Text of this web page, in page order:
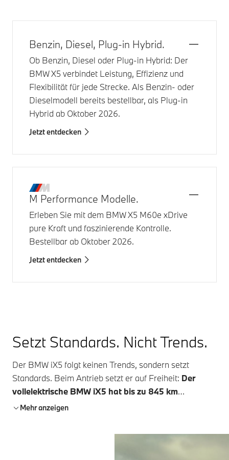
Benzin, Diesel, Plug-in Hybrid.
Ob Benzin, Diesel oder Plug-in Hybrid: Der
BMW X5verbindet Leistung, Effizienz und
Flexibilität für jede Strecke. Als Benzin- oder
Dieselmodell bereits bestellbar, als Plug‑in
Hybrid ab Oktober 2026.
Jetzt entdecken
M Performance Modelle.
Erleben Sie mit dem BMW X5 M60e xDrive
pure Kraft und faszinierende Kontrolle.
Bestellbar ab Oktober 2026.
Jetzt entdecken
Setzt Standards. Nicht Trends.
Der BMW iX5 folgt keinen Trends, sondern setzt
Standards. Beim Antrieb setzt er auf Freiheit: Der
vollelektrische BMW iX5 hat bis zu 845 km
Reichweite (WLTP)
typisch X in seinen Formen. Sein monolithisches
Mehr anzeigen